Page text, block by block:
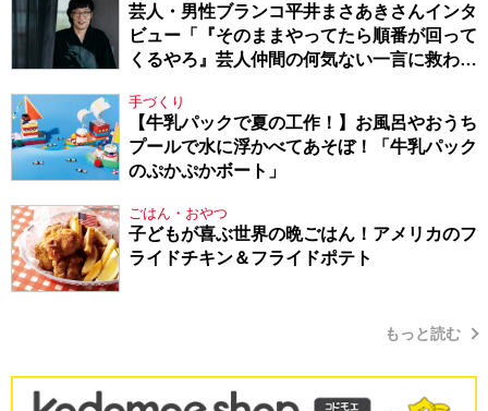
芸人・男性ブランコ平井まさあきさんインタ
ビュー「『そのままやってたら順番が回って
くるやろ』芸人仲間の何気ない一言に救われ
手づくり
【牛乳パックで夏の工作！】お風呂やおうち
プールで水に浮かべてあそぼ！「牛乳パック
のぷかぷかボート」
ごはん・おやつ
子どもが喜ぶ世界の晩ごはん！アメリカのフ
ライドチキン＆フライドポテト
もっと読む